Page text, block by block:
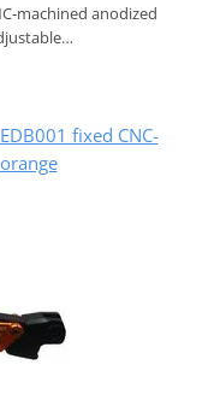
machined anodized
fixed CNC-